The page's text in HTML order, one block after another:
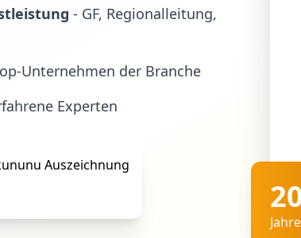
- GF, Regionalleitung,
Unternehmen der Branche
Experten